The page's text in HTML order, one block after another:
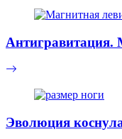
Антигравитация.
Эволюция